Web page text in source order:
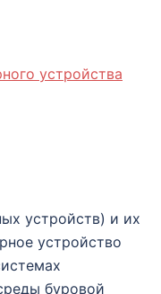
устройств) и их
устройство
буровой